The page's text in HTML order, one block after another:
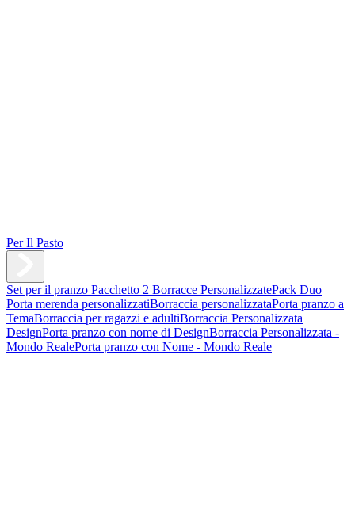
Per Il Pasto
Set per il pranzo Pacchetto 2 Borracce PersonalizzatePack Duo
Porta merenda personalizzatiBorraccia personalizzataPorta pranzo a
TemaBorraccia per ragazzi e adultiBorraccia Personalizzata
DesignPorta pranzo con nome di DesignBorraccia Personalizzata -
Mondo RealePorta pranzo con Nome - Mondo Reale